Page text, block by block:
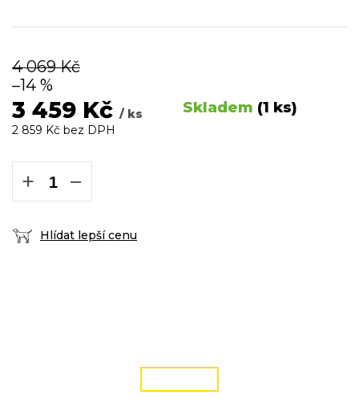
4 069 Kč
–14 %
3 459 Kč / ks Skladem (1 ks)
2 859 Kč bez DPH
+ −
Hlídat lepší cenu